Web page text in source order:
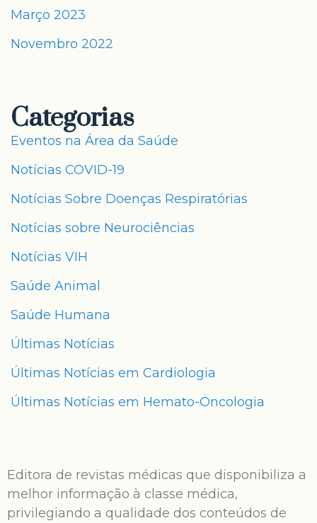
Março 2023
Novembro 2022
Categorias
Eventos na Área da Saúde
Notícias COVID-19
Notícias Sobre Doenças Respiratórias
Notícias sobre Neurociências
Notícias VIH
Saúde Animal
Saúde Humana
Últimas Notícias
Últimas Notícias em Cardiologia
Últimas Notícias em Hemato-Oncologia
Editora de revistas médicas que disponibiliza a
melhor informação à classe médica,
privilegiando a qualidade dos conteúdos de